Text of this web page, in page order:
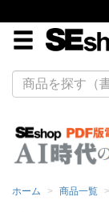
ホーム 商品一覧